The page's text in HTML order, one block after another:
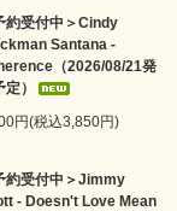
約受付中＞Cindy
Santana -
（2026/08/21発
）
円(税込3,850円)
約受付中＞Jimmy
- Doesn't Love Mean